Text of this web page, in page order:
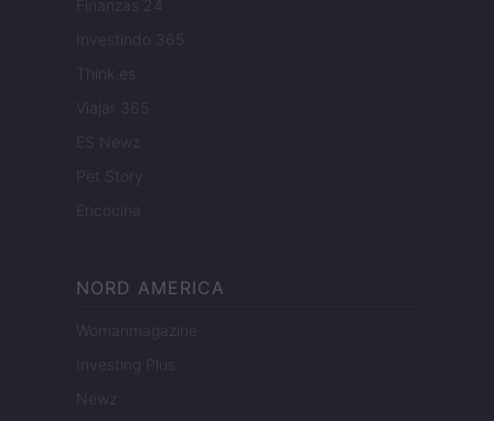
Finanzas 24
Investindo 365
Think.es
Viajar 365
ES Newz
Pet Story
Encocina
NORD AMERICA
Womanmagazine
Investing Plus
Newz